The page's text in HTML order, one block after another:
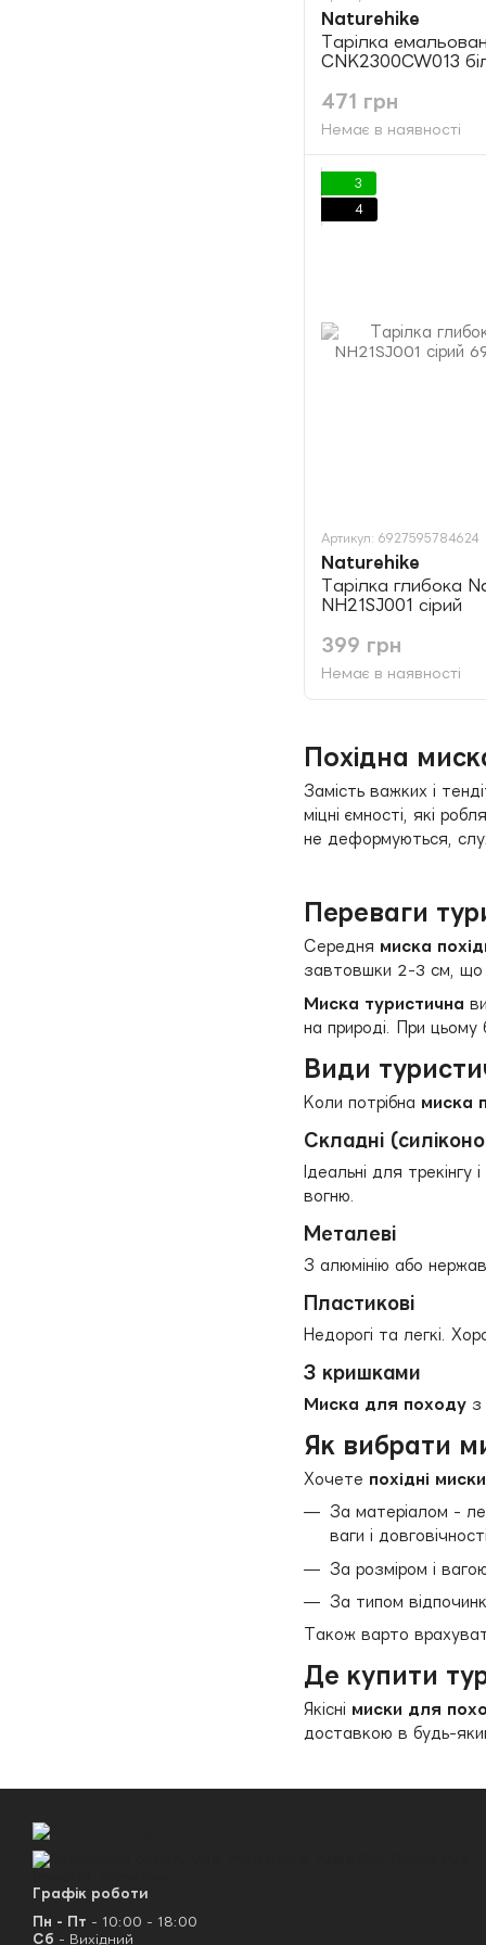
Похідна
Замість важких і
міцні ємності, які
не деформуються,
Переваги
Середня миска
завтовшки 2-3 см, що
Миска туристична
на природі. При
Види
Коли потрібна миска
Складні
Ідеальні для
вогню.
Металеві
З алюмінію або
Пластикові
Недорогі та легкі.
З кришками
Миска для походу з
Як вибрати
Хочете похідні
За матеріалом -
ваги і довговічності.
За розміром і
За типом
Також варто
Де купити
Якісні миски для
доставкою в будь-який
Naturehike
Тарілка
CNK2300CW013
471 грн
Немає в наявності
3
4
Артикул: 6927595784624
Naturehike
Тарілка глибока
NH21SJ001 сірий
399 грн
Немає в наявності
Графік роботи
Пн - Пт - 10:00 - 18:00
Сб - Вихідний